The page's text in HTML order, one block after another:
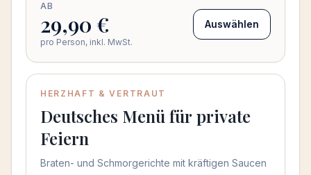
AB
29,90 €
pro Person, inkl. MwSt.
Auswählen
HERZHAFT & VERTRAUT
Deutsches Menü für private
Feiern
Braten- und Schmorgerichte mit kräftigen Saucen